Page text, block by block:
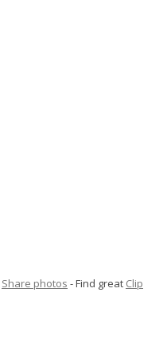
Share photos - Find great Clip